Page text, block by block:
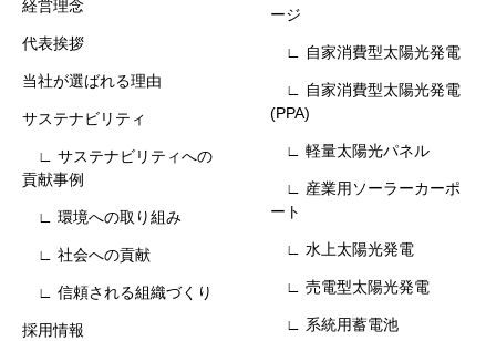
経営理念
代表挨拶
当社が選ばれる理由
サステナビリティ
∟ サステナビリティへの
貢献事例
∟ 環境への取り組み
∟ 社会への貢献
∟ 信頼される組織づくり
採用情報
ージ
∟ 自家消費型太陽光発電
∟ 自家消費型太陽光発電
(PPA)
∟ 軽量太陽光パネル
∟ 産業用ソーラーカーポ
ート
∟ 水上太陽光発電
∟ 売電型太陽光発電
∟ 系統用蓄電池